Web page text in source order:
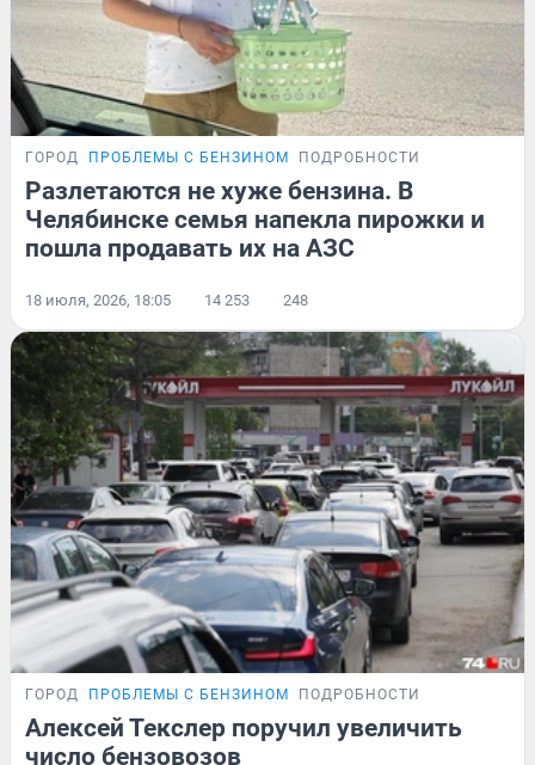
ГОРОД ПРОБЛЕМЫ С БЕНЗИНОМ ПОДРОБНОСТИ
Разлетаются не хуже бензина. В
Челябинске семья напекла пирожки и
пошла продавать их на АЗС
18 июля, 2026, 18:05 14 253 248
ГОРОД ПРОБЛЕМЫ С БЕНЗИНОМ ПОДРОБНОСТИ
Алексей Текслер поручил увеличить
число бензовозов